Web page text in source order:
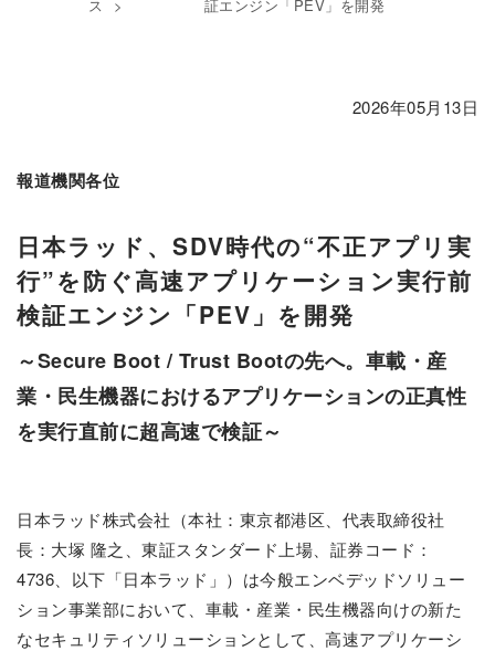
ス
証エンジン「PEV」を開発
2026年05月13日
報道機関各位
日本ラッド、SDV時代の“不正アプリ実
行”を防ぐ高速アプリケーション実行前
検証エンジン「PEV」を開発
～Secure Boot / Trust Bootの先へ。車載・産
業・民生機器におけるアプリケーションの正真性
を実行直前に超高速で検証～
日本ラッド株式会社（本社：東京都港区、代表取締役社
長：大塚 隆之、東証スタンダード上場、証券コード：
4736、以下「日本ラッド」）は今般エンベデッドソリュー
ション事業部において、車載・産業・民生機器向けの新た
なセキュリティソリューションとして、高速アプリケーシ